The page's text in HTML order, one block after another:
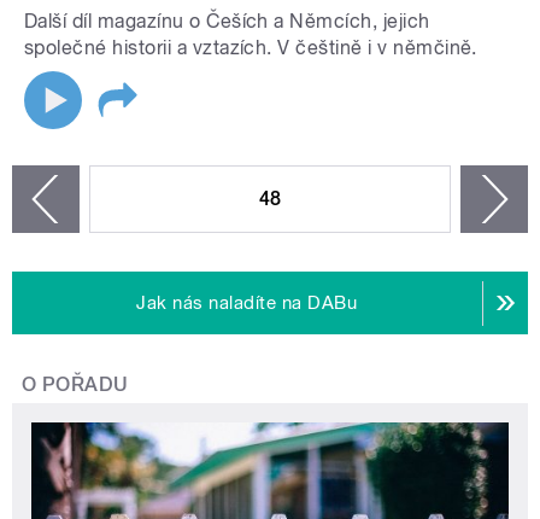
Další díl magazínu o Češích a Němcích, jejich
společné historii a vztazích. V češtině i v němčině.
48
Jak nás naladíte na DABu
O POŘADU